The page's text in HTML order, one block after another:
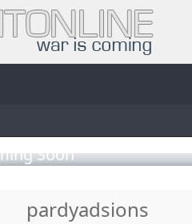
Soon
pardyadsions